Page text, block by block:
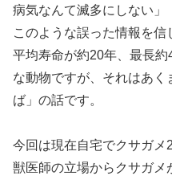
病気なんて滅多にしない」
このような誤った情報を
平均寿命が約20年、最長
な動物ですが、それはあ
ば」の話です。
今回は現在自宅でクサガ
獣医師の立場からクサガメ